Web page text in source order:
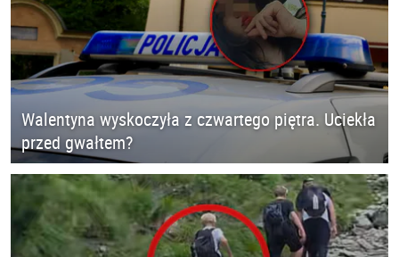
Walentyna wyskoczyła z czwartego piętra. Uciekła
przed gwałtem?